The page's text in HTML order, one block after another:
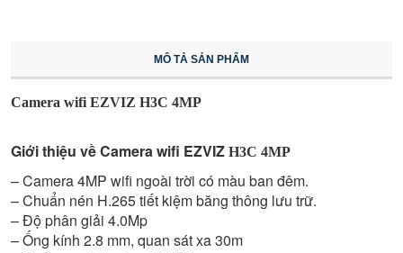
MÔ TẢ SẢN PHẨM
Camera wifi EZVIZ H3C 4MP
Giới thiệu về Camera wifi EZVIZ H3C 4MP
– Camera 4MP wifi ngoài trời có màu ban đêm.
– Chuẩn nén H.265 tiết kiệm băng thông lưu trữ.
– Độ phân giải 4.0Mp
– Ống kính 2.8 mm, quan sát xa 30m